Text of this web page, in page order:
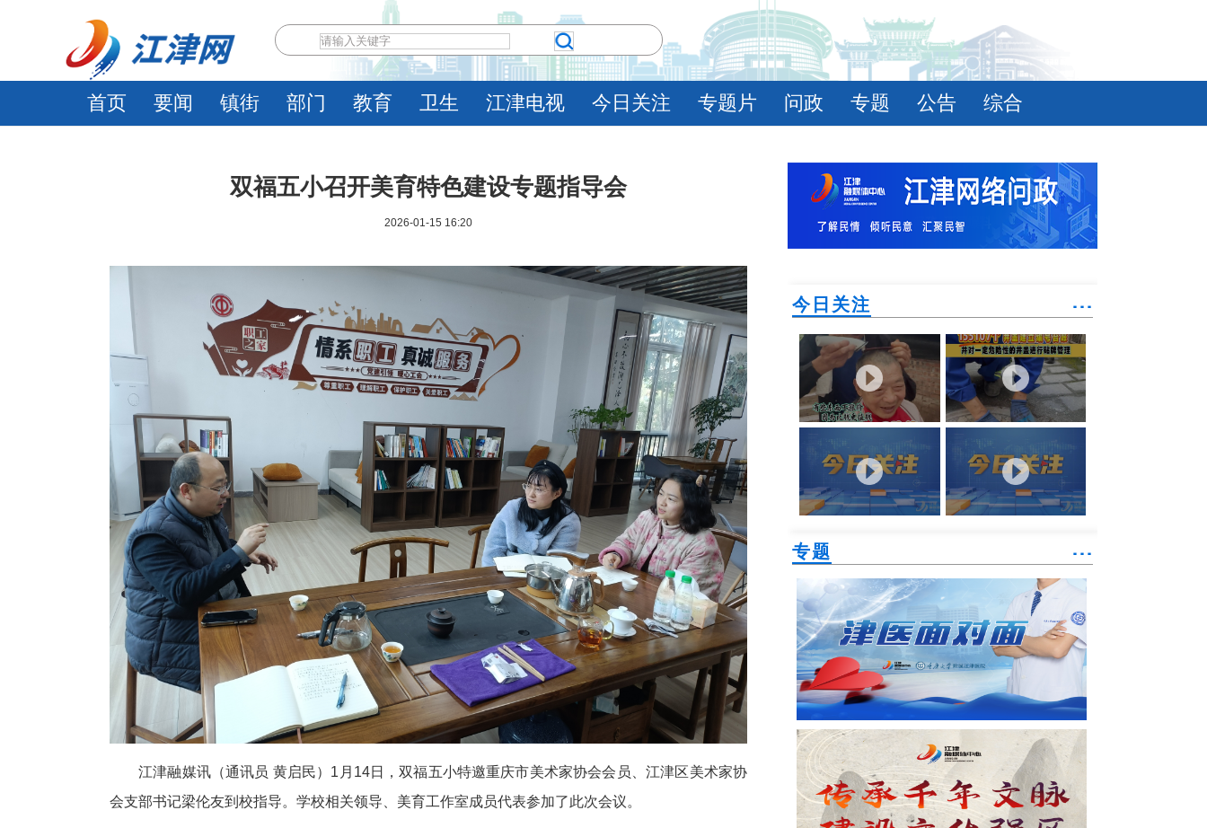
首页 要闻 镇街 部门 教育 卫生 江津电视 今日关注 专题片 问政 专题 公告 综合
双福五小召开美育特色建设专题指导会
2026-01-15 16:20
江津融媒讯（通讯员 黄启民）1月14日，双福五小特邀重庆市美术家协会会员、江津区美术家协
会支部书记梁伦友到校指导。学校相关领导、美育工作室成员代表参加了此次会议。
今日关注 ˙˙˙
专题 ˙˙˙